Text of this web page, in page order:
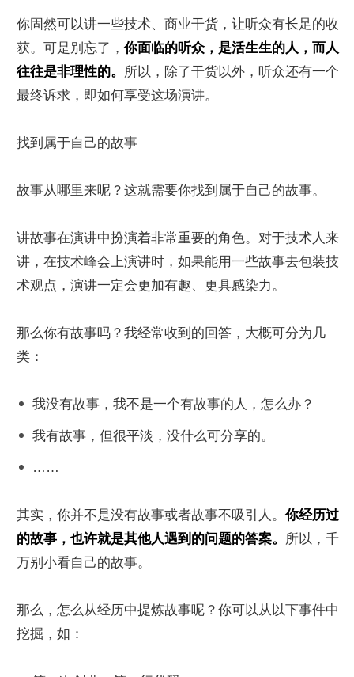
你固然可以讲一些技术、商业干货，让听众有长足的收
获。可是别忘了，你面临的听众，是活生生的人，而人
往往是非理性的。 所以，除了干货以外，听众还有一个
最终诉求，即如何享受这场演讲。
找到属于自己的故事
故事从哪里来呢？这就需要你找到属于自己的故事。
讲故事在演讲中扮演着非常重要的角色。对于技术人来
讲，在技术峰会上演讲时，如果能用一些故事去包装技
术观点，演讲一定会更加有趣、更具感染力。
那么你有故事吗？我经常收到的回答，大概可分为几
类：
我没有故事，我不是一个有故事的人，怎么办？
我有故事，但很平淡，没什么可分享的。
……
其实，你并不是没有故事或者故事不吸引人。你经历过
的故事，也许就是其他人遇到的问题的答案。 所以，千
万别小看自己的故事。
那么，怎么从经历中提炼故事呢？你可以从以下事件中
挖掘，如：